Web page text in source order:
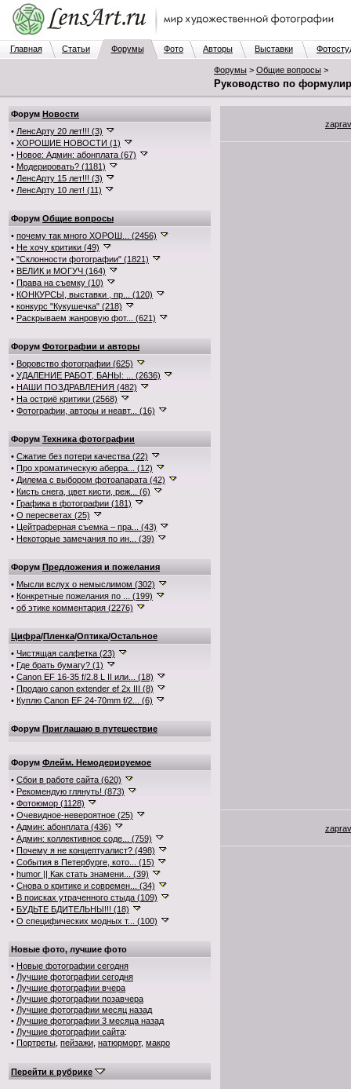
Главная Статьи Форумы Фото Авторы Выставки
Форумы > Общие вопросы >
Руководство по
Форум Новости
• ЛенсАрту 20 лет!!! (3)
• ХОРОШИЕ НОВОСТИ (1)
• Новое: Админ: абонплата (67)
• Модерировать? (1181)
• ЛенсАрту 15 лет!!! (3)
• ЛенсАрту 10 лет! (11)
Форум Общие вопросы
• почему так много ХОРОШ... (2456)
• Не хочу критики (49)
• "Склонности фотографии" (1821)
• ВЕЛИК и МОГУЧ (164)
• Права на съемку (10)
• КОНКУРСЫ, выставки , пр... (120)
• конкурс "Кукушечка" (218)
• Раскрываем жанровую фот... (621)
Форум Фотографии и авторы
• Воровство фотографии (625)
• УДАЛЕНИЕ РАБОТ, БАНЫ: ... (2636)
• НАШИ ПОЗДРАВЛЕНИЯ (482)
• На остриё критики (2568)
• Фотографии, авторы и неавт... (16)
Форум Техника фотографии
• Сжатие без потери качества (22)
• Про хроматическую аберра... (12)
• Дилема с выбором фотоапарата (42)
• Кисть снега, цвет кисти, реж... (6)
• Графика в фотографии (181)
• О пересветах (25)
• Цейтраферная съемка – пра... (43)
• Некоторые замечания по ин... (39)
Форум Предложения и пожелания
• Мысли вслух о немыслимом (302)
• Конкретные пожелания по ... (199)
• об этике комментария (2276)
Цифра/Пленка/Оптика/Остальное
• Чистящая салфетка (23)
• Где брать бумагу? (1)
• Canon EF 16-35 f/2.8 L II или... (18)
• Продаю canon extender ef 2x III (8)
• Куплю Canon EF 24-70mm f/2... (6)
Форум Приглашаю в путешествие
Форум Флейм. Немодерируемое
• Сбои в работе сайта (620)
• Рекомендую глянуть! (873)
• Фотоюмор (1128)
• Очевидное-невероятное (25)
• Админ: абонплата (436)
• Админ: коллективное соде... (759)
• Почему я не концептуалист? (498)
• События в Петербурге, кото... (15)
• humor || Как стать знамени... (39)
• Снова о критике и современ... (34)
• В поисках утраченного стыда (109)
• БУДЬТЕ БДИТЕЛЬНЫ!!! (18)
• О специфических модных т... (100)
Новые фото, лучшие фото
• Новые фотографии сегодня
• Лучшие фотографии сегодня
• Лучшие фотографии вчера
• Лучшие фотографии позавчера
• Лучшие фотографии месяц назад
• Лучшие фотографии 3 месяца назад
• Лучшие фотографии сайта:
• Портреты пейзажи натюрморт, макро
Перейти к рубрике